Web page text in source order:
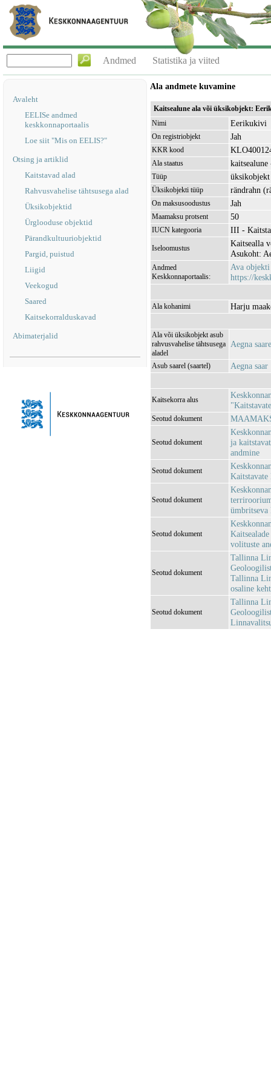
Andmed Statistika ja viited
Avaleht
EELISe andmed
keskkonnaportaalis
Loe siit "Mis on EELIS?"
Otsing ja artiklid
Kaitstavad alad
Rahvusvahelise tähtsusega alad
Üksikobjektid
Ürglooduse objektid
Pärandkultuuriobjektid
Pargid, puistud
Liigid
Veekogud
Saared
Kaitsekorralduskavad
Abimaterjalid
Ala andmete kuvamine
Kaitsealune ala või üksikobjekt:
Nimi
Eerikukivi
On registriobjekt Jah
KKR kood
Ala staatus
Tüüp üksikobjekt
Üksikobjekti tüüp rändrahn
On maksusoodustus Jah
Maamaksu protsent 50
IUCN kategooria III -
Iseloomustus
Kaitsealla
Asukoht:
Andmed
Keskkonnaportaalis:
Ava objekti
https://
Ala kohanimi Harju
Ala või üksikobjekt asub
rahvusvahelise tähtsusega
aladel
Aegna
Asub saarel (saartel) Aegna saar
Kaitsekorra alus
Seotud dokument
Seotud dokument
ja
andmine
Seotud dokument
Kaitstavate
Seotud dokument
ümbritseva
Seotud dokument
volituste
Seotud dokument
Tallinna
Tallinna
osaline
Seotud dokument
Tallinna